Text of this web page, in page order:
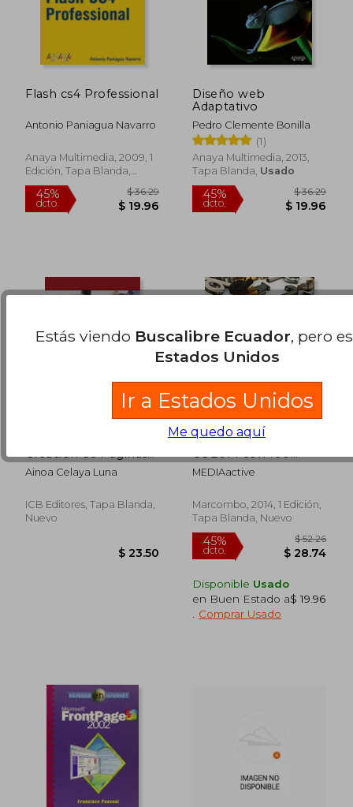
45%
dcto. $ 28.50
$ 19.96
45%
dcto. $
Flash cs4 Professional
Antonio Paniagua Navarro
Anaya Multimedia, 2009, 1
Edición, Tapa Blanda,
Usado
Diseño web
Adaptativo
Pedro Clemente Bonilla
(1)
Anaya Multimedia, 2013,
Tapa Blanda, Usado
Web: Html 5
Ainoa Celaya Luna
ICB Editores, Tapa Blanda,
Nuevo
Aprender InDesign
ejercicios
(APRENDER...CON
PRÁCTICOS)
MEDIAactive
Marcombo, 2014, 1 Edición,
Tapa Blanda, Nuevo
Disponible Usado
en Buen Estado a$ 19.96
Comprar Usado
Estás viendo Buscalibre Ecuador, pero
Estados Unidos
Ir a Estados Unidos
Me quedo aquí